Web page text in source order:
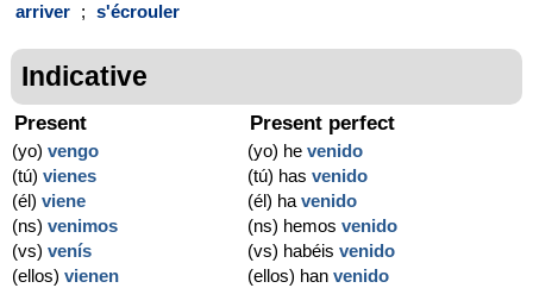
arriver ; s'écrouler
Indicative
Present
(yo) vengo
(tú) vienes
(él) viene
(ns) venimos
(vs) venís
(ellos) vienen
Present perfect
(yo) hevenido
(tú) hasvenido
(él) havenido
(ns) hemosvenido
(vs) habéisvenido
(ellos) hanvenido